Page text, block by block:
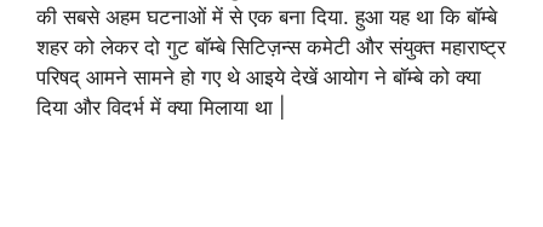
की सबसे अहम घटनाओं में से एक बना दिया. हुआ यह था कि बॉम्बे
शहर को लेकर दो गुट बॉम्बे सिटिज़न्स कमेटी और संयुक्त महाराष्ट्र
परिषद् आमने सामने हो गए थे आइये देखें आयोग ने बॉम्बे को क्या
दिया और विदर्भ में क्या मिलाया था |